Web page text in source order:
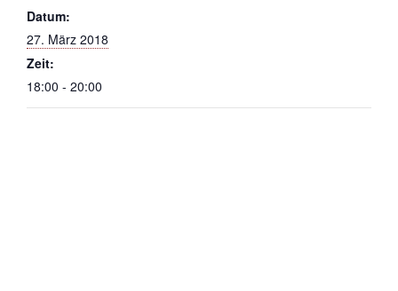
Datum:
27. März 2018
Zeit:
18:00 - 20:00